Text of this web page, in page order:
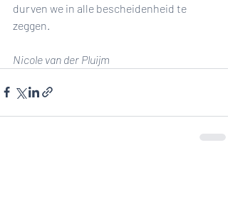
durven we in alle bescheidenheid te
zeggen.
Nicole van der Pluijm